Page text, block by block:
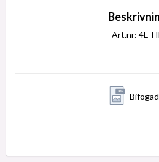
Art.nr: 4E-